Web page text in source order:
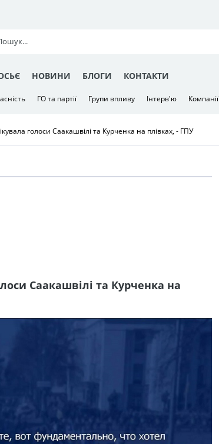
НОВИНИ БЛОГИ КОНТАКТИ
ГО та партії Групи впливу Інтерв'ю Компанії
голоси Саакашвілі та Курченка на плівках, - ГПУ
Саакашвілі та Курченка на